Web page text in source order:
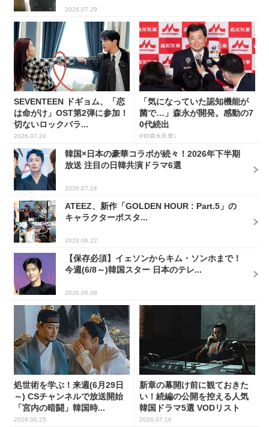
2026.07.29
SEVENTEEN ドギョム、「恋
は命がけ」OST第2弾に参加！
切ないロックバラ...
2026.07.24
「気になっていた認知機能が
菌で…」森永が開発。感動の7
0代続出
PR(森永乳業)
韓国×日本の豪華コラボが続々！2026年下半期
放送 注目の日韓共演ドラマ6選
2026.07.24
ATEEZ、新作「GOLDEN HOUR : Part.5」の
キャラクターポスタ...
2026.06.22
【保存必須】イェソンからキム・ソンホまで！
今週(6/8～)韓国スター 日本のテレ...
2026.06.08
処世術を学ぶ！来週(6月29日
～) CSチャンネルで放送開始
「宮内の暗闘」韓国時...
2026.06.25
新章の幕開け前に観ておきた
い！続編の公開を控える人気
韓国ドラマ5選 VODリスト
2026.07.16